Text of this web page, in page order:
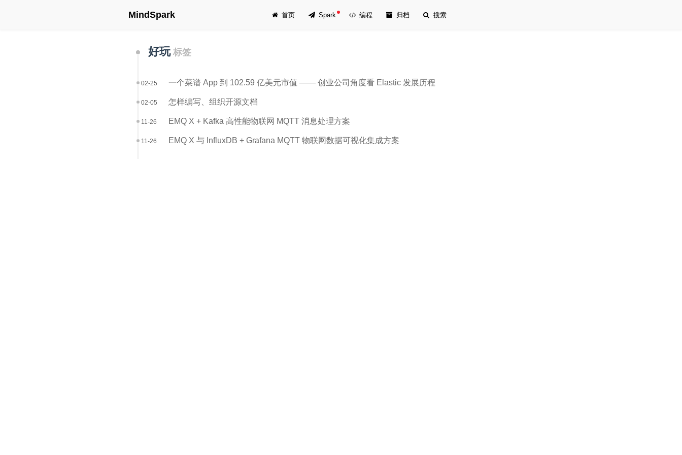
MindSpark 首页 Spark 编程 归档 搜索
好玩 标签
一个菜谱 App 到 102.59 亿美元市值 —— 创业公司角度看 Elastic 发展历程
02-25
怎样编写、组织开源文档
02-05
EMQ X + Kafka 高性能物联网 MQTT 消息处理方案
11-26
EMQ X 与 InfluxDB + Grafana MQTT 物联网数据可视化集成方案
11-26